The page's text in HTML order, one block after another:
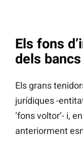
Els fons
dels bancs
Els grans
jurídiques -
‘fons voltor’- i,
anteriorment